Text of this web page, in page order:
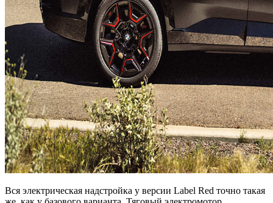
Вся электрическая надстройка у версии Label Red точно такая